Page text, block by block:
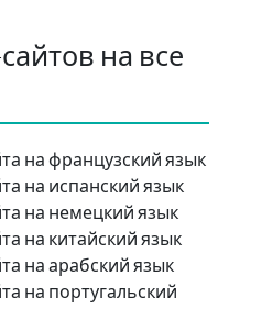
на все
на французский язык
на испанский язык
на немецкий язык
на китайский язык
на арабский язык
на португальский